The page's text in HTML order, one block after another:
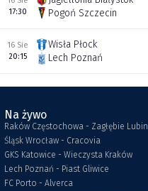
17:30
Pogoń Szczecin
16 Sie
20:15
Wisła Płock
Lech Poznań
Na żywo
Raków Częstochowa - Zagłębie Lubin
Śląsk Wrocław - Cracovia
GKS Katowice - Wieczysta Kraków
Lech Poznań - Piast Gliwice
FC Porto - Alverca